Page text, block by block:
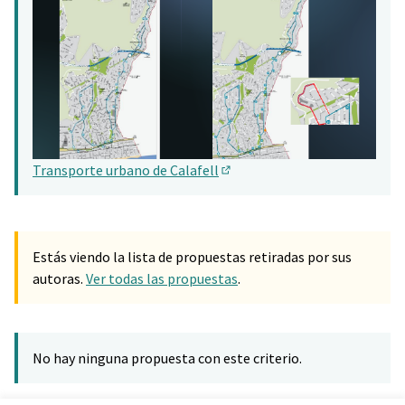
Transporte urbano de Calafell
Estás viendo la lista de propuestas retiradas por sus
autoras. Ver todas las propuestas.
No hay ninguna propuesta con este criterio.